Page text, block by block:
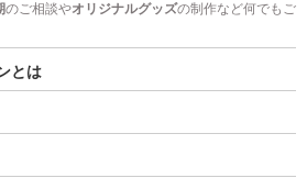
のご相談やオリジナルグッズの制作など何でもご
とは